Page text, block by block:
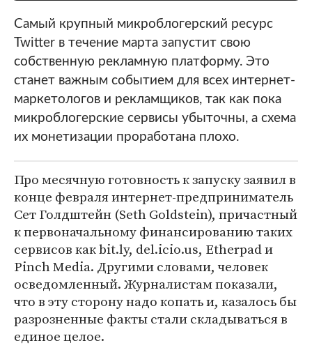
Самый крупный микроблогерский ресурс
Twitter в течение марта запустит свою
собственную рекламную платформу. Это
станет важным событием для всех интернет-
маркетологов и рекламщиков, так как пока
микроблогерские сервисы убыточны, а схема
их монетизации проработана плохо.
Про месячную готовность к запуску заявил в
конце февраля интернет-предприниматель
Сет Голдштейн (Seth Goldstein), причастный
к первоначальному финансированию таких
сервисов как bit.ly, del.icio.us, Etherpad и
Pinch Media. Другими словами, человек
осведомленный. Журналистам показали,
что в эту сторону надо копать и, казалось бы
разрозненные факты стали складываться в
единое целое.